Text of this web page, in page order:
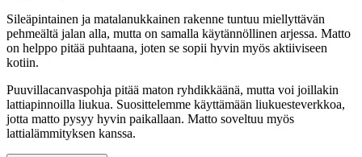
Sileäpintainen ja matalanukkainen rakenne tuntuu miellyttävän
pehmeältä jalan alla, mutta on samalla käytännöllinen arjessa. Matto
on helppo pitää puhtaana, joten se sopii hyvin myös aktiiviseen
kotiin.
Puuvillacanvaspohja pitää maton ryhdikkäänä, mutta voi joillakin
lattiapinnoilla liukua. Suosittelemme käyttämään liukuesteverkkoa,
jotta matto pysyy hyvin paikallaan. Matto soveltuu myös
lattialämmityksen kanssa.